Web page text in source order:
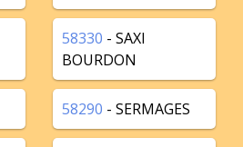
58330 - SAXI
BOURDON
58290 - SERMAGES